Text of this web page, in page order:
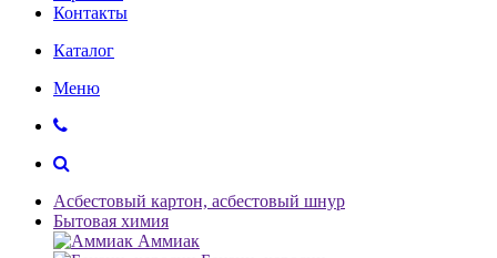
Контакты
Каталог
Меню
Асбестовый картон, асбестовый шнур
Бытовая химия
Аммиак